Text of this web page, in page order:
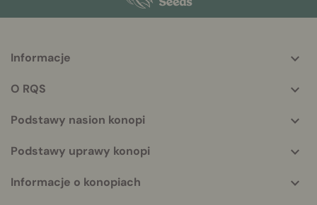
info
Informacje
O RQS
Podstawy nasion konopi
Podstawy uprawy konopi
Informacje o konopiach